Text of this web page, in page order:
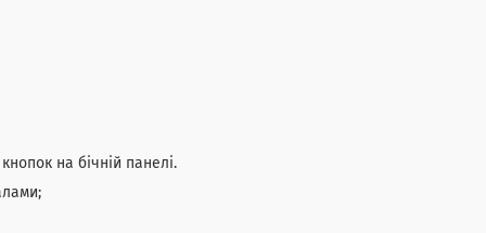
на бічній панелі.